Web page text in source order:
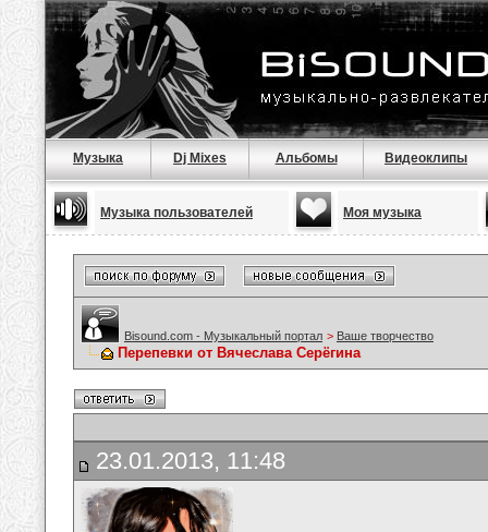
Музыка Dj Mixes Альбомы Видеоклипы
Музыка пользователей Моя музыка
Bisound.com - Музыкальный портал > Ваше творчество
Перепевки от Вячеслава Серёгина
23.01.2013, 11:48